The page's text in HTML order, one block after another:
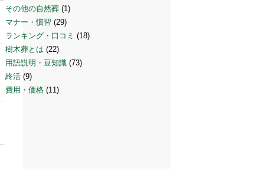
その他の自然葬 (1)
マナー・慣習 (29)
ランキング・口コミ (18)
樹木葬とは (22)
用語説明・豆知識 (73)
終活 (9)
費用・価格 (11)